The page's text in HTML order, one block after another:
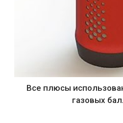
Все плюсы
газовых